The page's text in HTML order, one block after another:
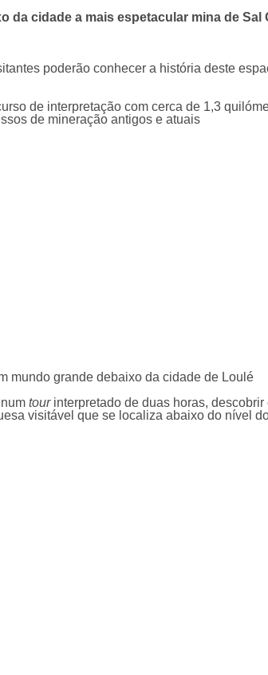
da cidade a mais espetacular mina de Sal
poderão conhecer a história deste
de interpretação com cerca de 1,3
de mineração antigos e atuais
mundo grande debaixo da cidade de Loulé
tourinterpretado de duas horas,
visitável que se localiza abaixo do nível